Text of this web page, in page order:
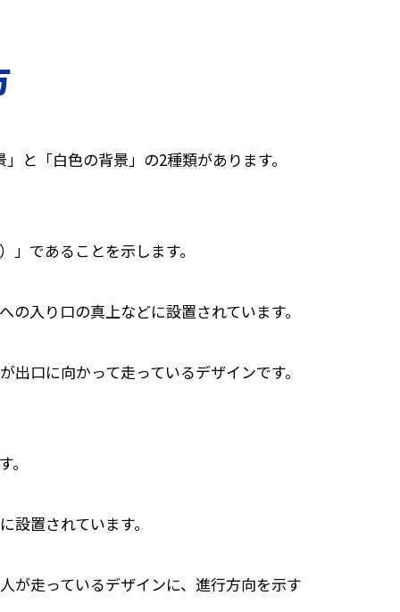
と「白色の背景」の2種類があります。
であることを示します。
の入り口の真上などに設置されています。
出口に向かって走っているデザインです。
置されています。
が走っているデザインに、進行方向を示す